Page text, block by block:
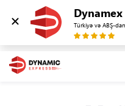
Dynamex
Türkiyə və ABŞ-